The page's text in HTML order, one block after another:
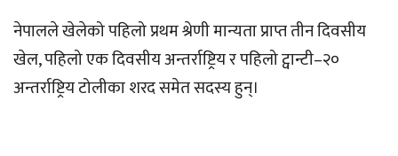
नेपालले खेलेको पहिलो प्रथम श्रेणी मान्यता प्राप्त तीन दिवसीय
खेल, पहिलो एक दिवसीय अन्तर्राष्ट्रिय र पहिलो ट्वान्टी–२०
अन्तर्राष्ट्रिय टोलीका शरद समेत सदस्य हुन्।